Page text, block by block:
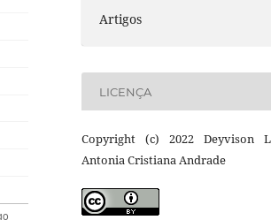
Artigos
LICENÇA
Copyright (c) 2022 Deyvison
Antonia Cristiana Andrade